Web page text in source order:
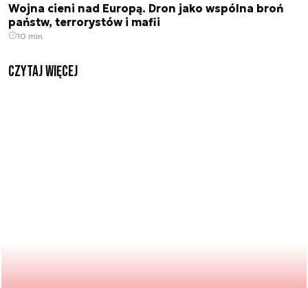
Wojna cieni nad Europą. Dron jako wspólna broń
państw, terrorystów i mafii
10 min.
czytaj więcej